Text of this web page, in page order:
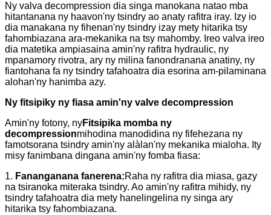
Ny valva decompression dia singa manokana natao mba
hitantanana ny haavon'ny tsindry ao anaty rafitra iray. Izy io
dia manakana ny fihenan'ny tsindry izay mety hitarika tsy
fahombiazana ara-mekanika na tsy mahomby. Ireo valva ireo
dia matetika ampiasaina amin'ny rafitra hydraulic, ny
mpanamory rivotra, ary ny milina fanondranana anatiny, ny
fiantohana fa ny tsindry tafahoatra dia esorina am-pilaminana
alohan'ny hanimba azy.
Ny fitsipiky ny fiasa amin'ny valve decompression
Amin'ny fotony, nyFitsipika momba ny
decompressionmihodina manodidina ny fifehezana ny
famotsorana tsindry amin'ny alàlan'ny mekanika mialoha. Ity
misy fanimbana dingana amin'ny fomba fiasa:
1. Fananganana fanerena:Raha ny rafitra dia miasa, gazy
na tsiranoka miteraka tsindry. Ao amin'ny rafitra mihidy, ny
tsindry tafahoatra dia mety hanelingelina ny singa ary
hitarika tsy fahombiazana.